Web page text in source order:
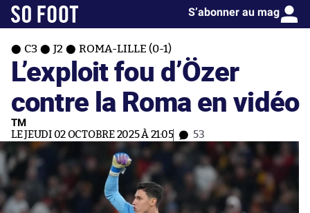
S’abonner au mag
C3 J2 ROMA-LILLE (0-1)
L’exploit fou d’Özer
contre la Roma en vidéo
TM
LE JEUDI 02 OCTOBRE 2025 À 21:05 53